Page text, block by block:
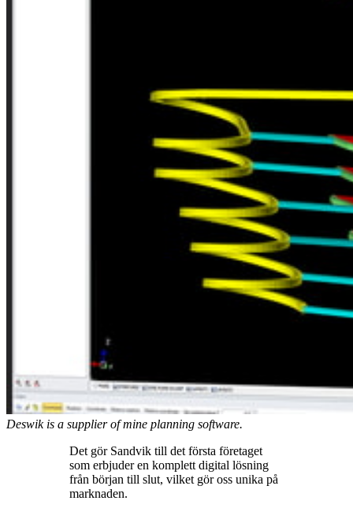
Deswik is a supplier of mine planning software.
Det gör Sandvik till det första företaget
som erbjuder en komplett digital lösning
från början till slut, vilket gör oss unika på
marknaden.